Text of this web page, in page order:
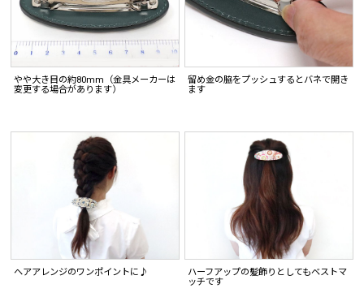
やや大き目の約80mm（金具メーカーは
変更する場合があります）
留め金の脇をプッシュするとバネで開き
ます
ヘアアレンジのワンポイントに♪
ハーフアップの髪飾りとしてもベストマ
ッチです